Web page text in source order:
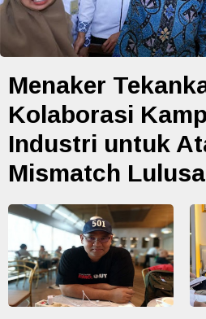
Menaker
Kolaborasi
Industri untuk
Mismatch